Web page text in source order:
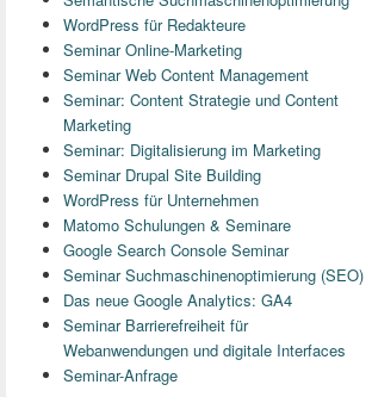
WordPress für Redakteure
Seminar Online-Marketing
Seminar Web Content Management
Seminar: Content Strategie und Content
Marketing
Seminar: Digitalisierung im Marketing
Seminar Drupal Site Building
WordPress für Unternehmen
Matomo Schulungen & Seminare
Google Search Console Seminar
Seminar Suchmaschinenoptimierung (SEO)
Das neue Google Analytics: GA4
Seminar Barrierefreiheit für
Webanwendungen und digitale Interfaces
Seminar-Anfrage